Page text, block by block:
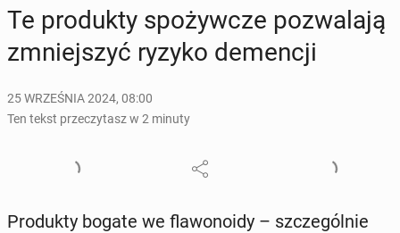
Te pro­duk­ty spo­żyw­cze po­zwa­la­ją
zmniej­szyć ryzyko de­men­cji
25 WRZEŚNIA 2024, 08:00
Ten tekst przeczytasz w 2 minuty
Pro­duk­ty bogate we fla­wo­no­idy – szcze­gól­nie